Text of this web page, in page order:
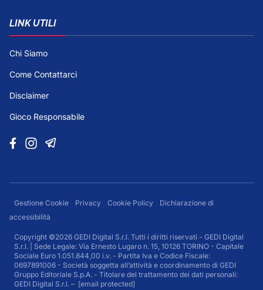
LINK UTILI
Chi Siamo
Come Contattarci
Disclaimer
Gioco Responsabile
Gestione Cookie Privacy Cookie Policy
Dichiarazione di
accessibilità
Copyright ©2026 GEDI Digital S.r.l. Tutti i diritti riservati - GEDI Digital
S.r.l. | Sede Legale: Via Ernesto Lugaro n. 15, 10126 TORINO - Capitale
Sociale Euro 1.051.844,00 i.v. - Partita Iva e Codice Fiscale:
0697891006 - Società soggetta all’attività e coordinamento di GEDI
Gruppo Editoriale S.p.A. - Titolare del trattamento dei dati personali:
GEDI Digital S.r.l. – [email protected]